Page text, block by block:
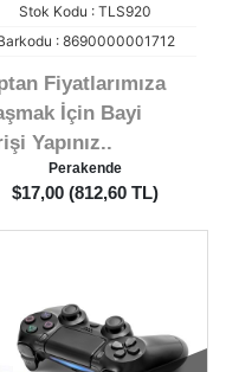
Stok Kodu : TLS920
: 8690000001712
Fiyatlarımıza
İçin Bayi
Yapınız..
Perakende
$17,00 (812,60 TL)